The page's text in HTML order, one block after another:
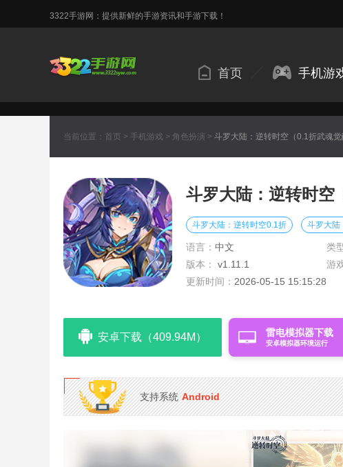
3322手游网：提供新鲜的手游资讯和手游下载！
首页 手机游
当前位置： 首页 > 手机游戏 > 角色扮演 > 斗罗大陆：逆转时空（0.1折武魂觉
斗罗大陆：逆转时空
斗罗大陆：逆转时空0.1折 斗罗大陆
语言： 中文 类
版本：
v1.11.1 游
更新时间： 2026-05-15 15:15:28
安卓下载（409.94M） 雷电模拟器下载
安卓模拟器环境运行
支持系统 Android